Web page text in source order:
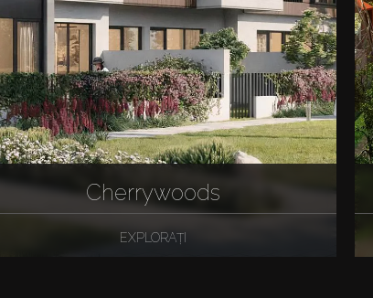
Cherrywoods
EXPLORAȚI